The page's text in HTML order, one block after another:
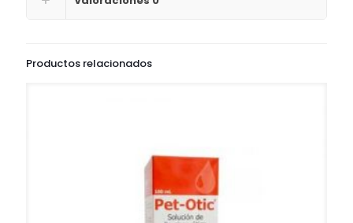
Productos relacionados